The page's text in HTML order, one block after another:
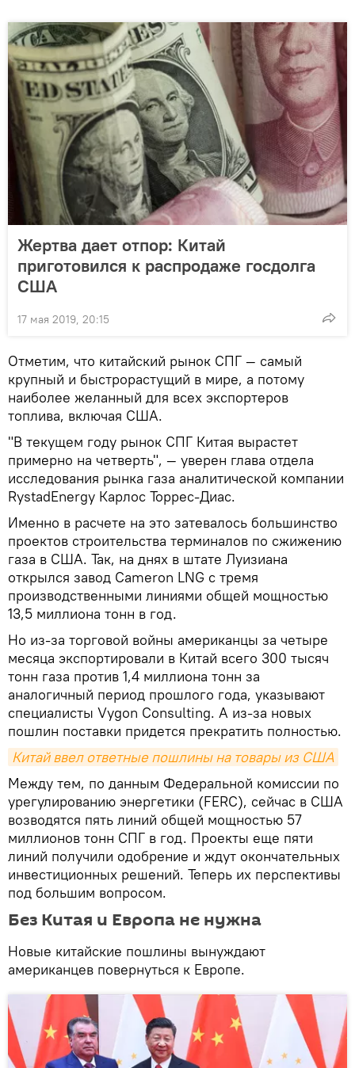
Жертва дает отпор: Китай
приготовился к распродаже госдолга
США
17 мая 2019, 20:15
Отметим, что китайский рынок СПГ — самый
крупный и быстрорастущий в мире, а потому
наиболее желанный для всех экспортеров
топлива, включая США.
"В текущем году рынок СПГ Китая вырастет
примерно на четверть", — уверен глава отдела
исследования рынка газа аналитической компании
RystadEnergy Карлос Торрес-Диас.
Именно в расчете на это затевалось большинство
проектов строительства терминалов по сжижению
газа в США. Так, на днях в штате Луизиана
открылся завод Cameron LNG с тремя
производственными линиями общей мощностью
13,5 миллиона тонн в год.
Но из-за торговой войны американцы за четыре
месяца экспортировали в Китай всего 300 тысяч
тонн газа против 1,4 миллиона тонн за
аналогичный период прошлого года, указывают
специалисты Vygon Consulting. А из-за новых
пошлин поставки придется прекратить полностью.
Китай ввел ответные пошлины на товары из США
Между тем, по данным Федеральной комиссии по
урегулированию энергетики (FERC), сейчас в США
возводятся пять линий общей мощностью 57
миллионов тонн СПГ в год. Проекты еще пяти
линий получили одобрение и ждут окончательных
инвестиционных решений. Теперь их перспективы
под большим вопросом.
Без Китая и Европа не нужна
Новые китайские пошлины вынуждают
американцев повернуться к Европе.